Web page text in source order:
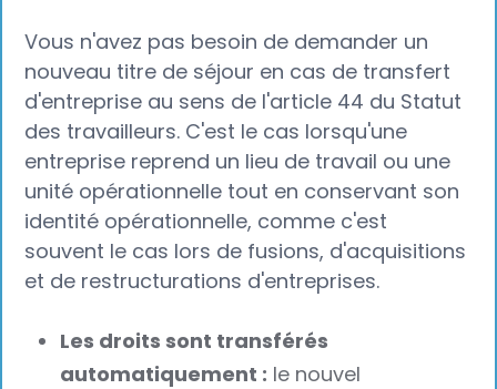
Vous n'avez pas besoin de demander un
nouveau titre de séjour en cas de transfert
d'entreprise au sens de l'article 44 du Statut
des travailleurs. C'est le cas lorsqu'une
entreprise reprend un lieu de travail ou une
unité opérationnelle tout en conservant son
identité opérationnelle, comme c'est
souvent le cas lors de fusions, d'acquisitions
et de restructurations d'entreprises.
Les droits sont transférés
automatiquement : le nouvel